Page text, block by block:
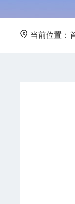
当前位置：